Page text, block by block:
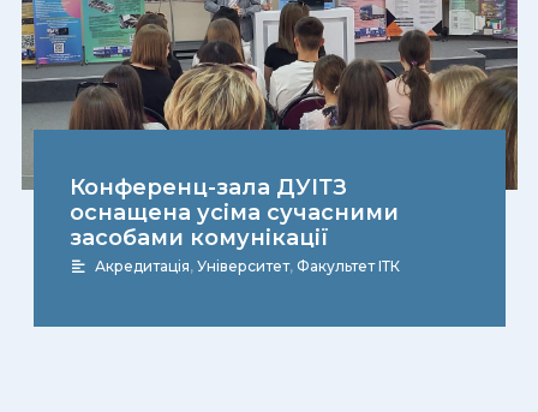
Конференц-зала ДУІТЗ
оснащена усіма сучасними
засобами комунікації
Акредитація, Університет, Факультет ІТК